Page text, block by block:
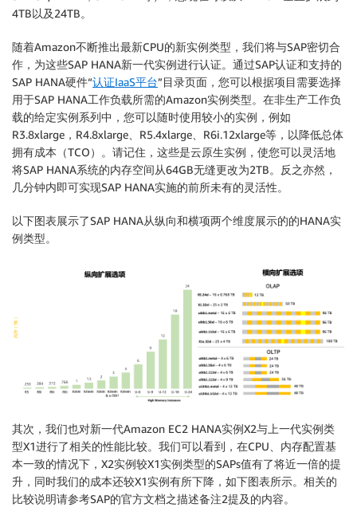
4TB以及24TB。
随着Amazon不断推出最新CPU的新实例类型，我们将与SAP密切合
作，为这些SAP HANA新一代实例进行认证。通过SAP认证和支持的
SAP HANA硬件“认证IaaS平台”目录页面，您可以根据项目需要选择
用于SAP HANA工作负载所需的Amazon实例类型。在非生产工作负
载的给定实例系列中，您可以随时使用较小的实例，例如
R3.8xlarge，R4.8xlarge、R5.4xlarge、R6i.12xlarge等，以降低总体
拥有成本（TCO）。请记住，这些是云原生实例，使您可以灵活地
将SAP HANA系统的内存空间从64GB无缝更改为2TB。反之亦然，
几分钟内即可实现SAP HANA实施的前所未有的灵活性。
以下图表展示了SAP HANA从纵向和横项两个维度展示的的HANA实
例类型。
其次，我们也对新一代Amazon EC2 HANA实例X2与上一代实例类
型X1进行了相关的性能比较。我们可以看到，在CPU、内存配置基
本一致的情况下，X2实例较X1实例类型的SAPs值有了将近一倍的提
升，同时我们的成本还较X1实例有所下降，如下图表所示。相关的
比较说明请参考SAP的官方文档之描述备注2提及的内容。